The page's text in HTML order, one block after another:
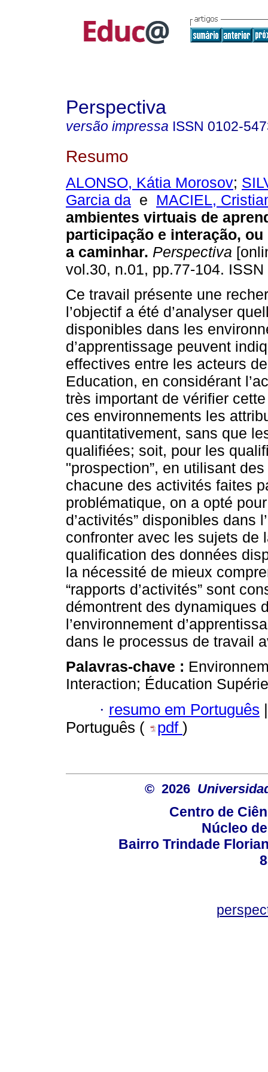
Perspectiva
versão impressa ISSN 0102-
Resumo
ALONSO, Kátia Morosov;
Garcia da e MACIEL,
ambientes virtuais de
participação e interação,
a caminhar. Perspectiva
vol.30, n.01, pp.77-104.
Ce travail présente une
l’objectif a été d’analyser
disponibles dans les
d’apprentissage peuvent
effectives entre les acteurs
Education, en considérant
très important de vérifier
ces environnements les
quantitativement, sans que
qualifiées; soit, pour les
"prospection”, en utilisant
chacune des activités faites
problématique, on a opté
d’activités” disponibles dans
confronter avec les sujets de
qualification des données
la nécessité de mieux
“rapports d’activités” sont
démontrent des dynamiques
l’environnement
dans le processus de travail
Palavras-chave :
Interaction; Éducation
· resumo em Português |
Português (
pdf )
© 2026
Centro de
Núcleo
Bairro Trindade